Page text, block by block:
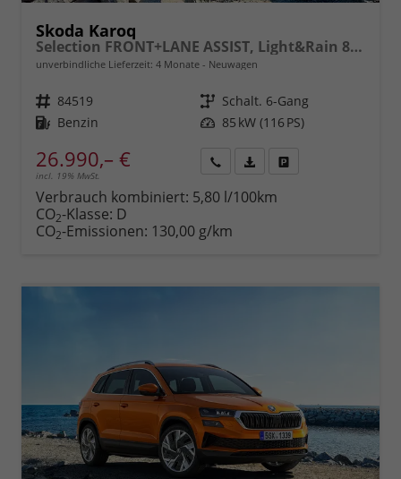
Skoda Karoq
Selection FRONT+LANE ASSIST, Light&Rain 8" Entertainment, virtuelles Cockpit, Climatronic, Parksensoren, Sitzhzg., 16" ALU uvm.
unverbindliche Lieferzeit: 4 Monate Neuwagen
Fahrzeugnr. 84519 Getriebe Schalt. 6-Gang
Kraftstoff Benzin Leistung 85 kW (116 PS)
26.990,– €
incl. 19% MwSt.
anfordern
Datei,
Verbrauch kombiniert: 5,80 l/100km
CO2-Klasse: D
CO2-Emissionen: 130,00 g/km